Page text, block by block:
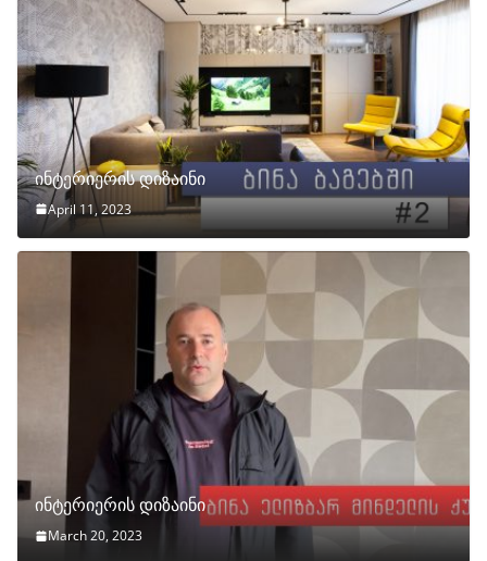
ინტერიერის დიზაინი
April 11, 2023
ინტერიერის დიზაინი
March 20, 2023